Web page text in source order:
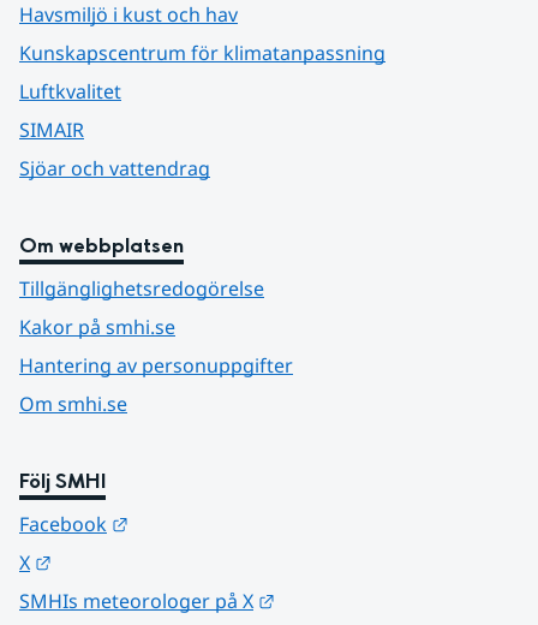
Havsmiljö i kust och hav
Kunskapscentrum för klimatanpassning
Luftkvalitet
SIMAIR
Sjöar och vattendrag
Om webbplatsen
Tillgänglighetsredogörelse
Kakor på smhi.se
Hantering av personuppgifter
Om smhi.se
Följ SMHI
Facebook
X
SMHIs meteorologer på X